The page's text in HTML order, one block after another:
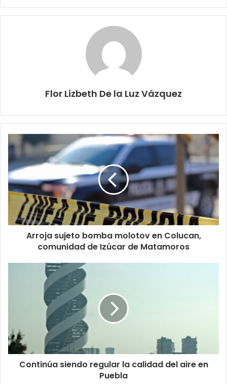
Flor Lizbeth De la Luz Vázquez
Arroja sujeto bomba molotov en Colucan,
comunidad de Izúcar de Matamoros
Continúa siendo regular la calidad del aire en
Puebla